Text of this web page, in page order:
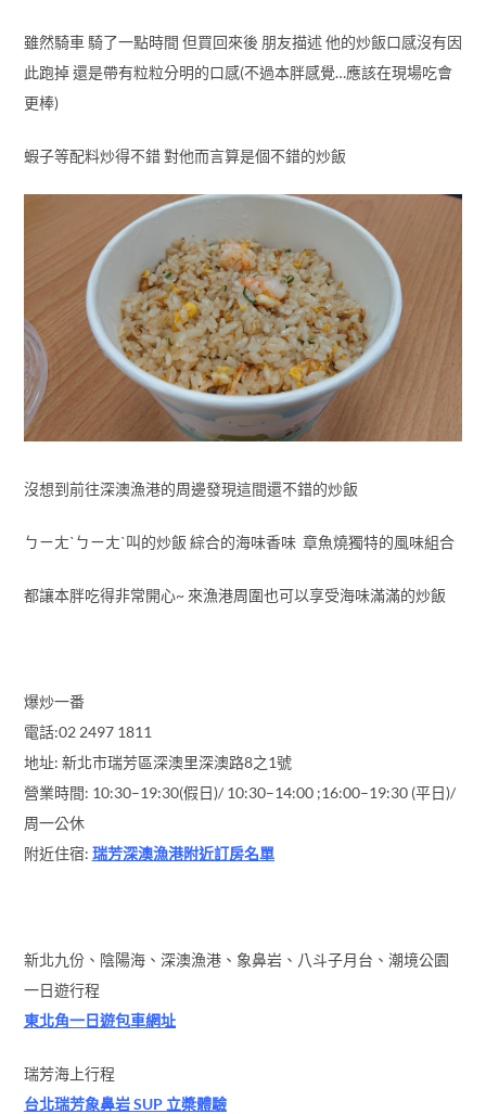
雖然騎車 騎了一點時間 但買回來後 朋友描述 他的炒飯口感沒有因
此跑掉 還是帶有粒粒分明的口感(不過本胖感覺…應該在現場吃會
更棒)
蝦子等配料炒得不錯 對他而言算是個不錯的炒飯
沒想到前往深澳漁港的周邊發現這間還不錯的炒飯
ㄅㄧㄤˋㄅㄧㄤˋ叫的炒飯 綜合的海味香味 章魚燒獨特的風味組合
都讓本胖吃得非常開心~ 來漁港周圍也可以享受海味滿滿的炒飯
爆炒一番
電話:02 2497 1811
地址: 新北市瑞芳區深澳里深澳路8之1號
營業時間: 10:30–19:30(假日)/ 10:30–14:00 ;16:00–19:30 (平日)/
周一公休
附近住宿: 瑞芳深澳漁港附近訂房名單
新北九份、陰陽海、深澳漁港、象鼻岩、八斗子月台、潮境公園
一日遊行程
東北角一日遊包車網址
瑞芳海上行程
台北瑞芳象鼻岩 SUP 立槳體驗